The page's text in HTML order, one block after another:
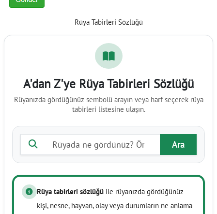
Rüya Tabirleri Sözlüğü
A'dan Z'ye Rüya Tabirleri Sözlüğü
Rüyanızda gördüğünüz sembolü arayın veya harf seçerek rüya
tabirleri listesine ulaşın.
Rüya tabiri ara
Ara
Rüya tabirleri sözlüğü ile rüyanızda gördüğünüz
kişi, nesne, hayvan, olay veya durumların ne anlama